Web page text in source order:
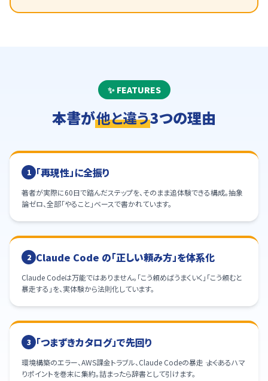
✨ FEATURES
本書が他と違う3つの理由
1 「再現性」に全振り
著者が実際に60日で踏んだステップを、そのまま追体験できる構成。抽象
論ゼロ、全部「やること」ベースで書かれています。
2 Claude Code の「正しい頼み方」を体系化
Claude Codeは万能ではありません。「こう頼めばうまくいく」「こう頼むと
暴走する」を、実体験から法則化しています。
3 「つまずきカタログ」で先回り
環境構築のエラー、AWS課金トラブル、Claude Codeの暴走 ―― よくあるハマ
りポイントを巻末に集約。詰まったら辞書として引けます。